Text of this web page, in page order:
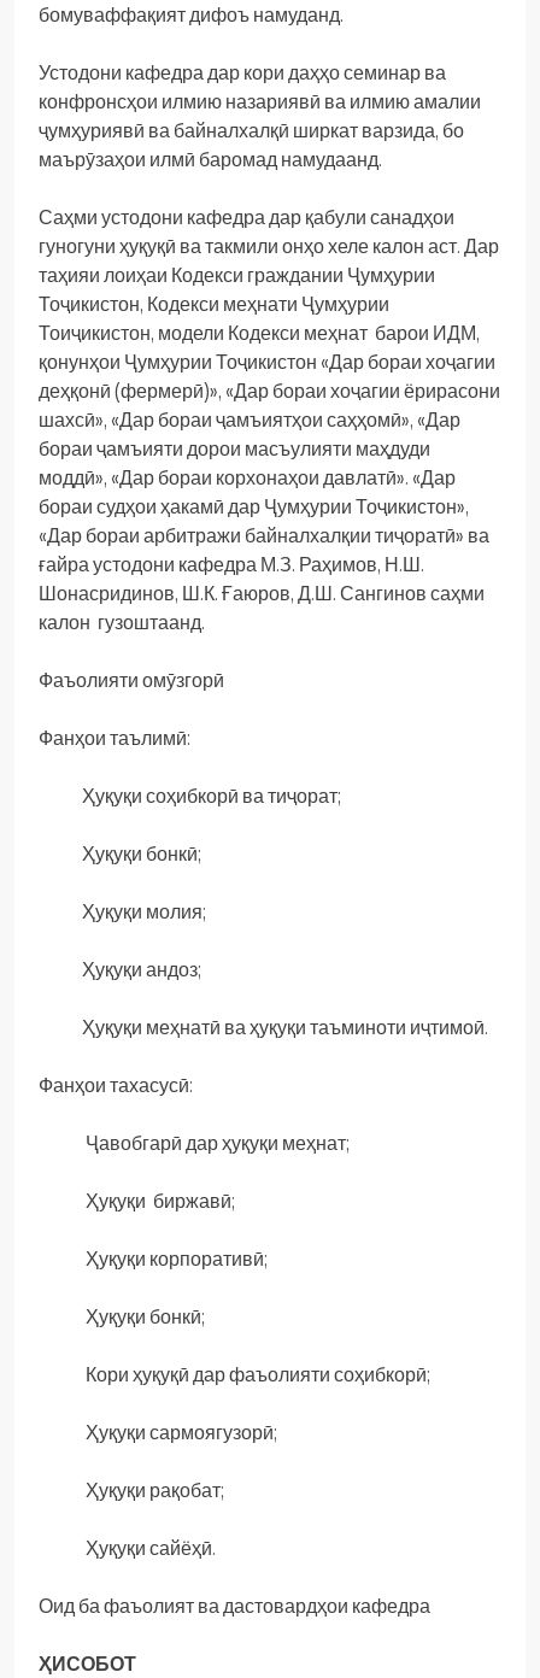
бомуваффақият дифоъ намуданд.
Устодони кафедра дар кори даҳҳо семинар ва
конфронсҳои илмию назариявӣ ва илмию амалии
ҷумҳуриявӣ ва байналхалқӣ ширкат варзида, бо
маърӯзаҳои илмӣ баромад намудаанд.
Саҳми устодони кафедра дар қабули санадҳои
гуногуни ҳуқуқӣ ва такмили онҳо хеле калон аст. Дар
таҳияи лоиҳаи Кодекси граждании Ҷумҳурии
Тоҷикистон, Кодекси меҳнати Ҷумҳурии
Тоиҷикистон, модели Кодекси меҳнат барои ИДМ,
қонунҳои Ҷумҳурии Тоҷикистон «Дар бораи хоҷагии
деҳқонӣ (фермерӣ)», «Дар бораи хоҷагии ёрирасони
шахсӣ», «Дар бораи ҷамъиятҳои саҳҳомӣ», «Дар
бораи ҷамъияти дорои масъулияти маҳдуди
моддӣ», «Дар бораи корхонаҳои давлатӣ». «Дар
бораи судҳои ҳакамӣ дар Ҷумҳурии Тоҷикистон»,
«Дар бораи арбитражи байналхалқии тиҷоратӣ» ва
ғайра устодони кафедра М.З. Раҳимов, Н.Ш.
Шонасридинов, Ш.К. Ғаюров, Д.Ш. Сангинов саҳми
калон гузоштаанд.
Фаъолияти омӯзгорӣ
Фанҳои таълимӣ:
Ҳуқуқи соҳибкорӣ ва тиҷорат;
Ҳуқуқи бонкӣ;
Ҳуқуқи молия;
Ҳуқуқи андоз;
Ҳуқуқи меҳнатӣ ва ҳуқуқи таъминоти иҷтимоӣ.
Фанҳои тахасусӣ:
Ҷавобгарӣ дар ҳуқуқи меҳнат;
Ҳуқуқи биржавӣ;
Ҳуқуқи корпоративӣ;
Ҳуқуқи бонкӣ;
Кори ҳуқуқӣ дар фаъолияти соҳибкорӣ;
Ҳуқуқи сармоягузорӣ;
Ҳуқуқи рақобат;
Ҳуқуқи сайёҳӣ.
Оид ба фаъолият ва дастовардҳои кафедра
ҲИСОБОТ